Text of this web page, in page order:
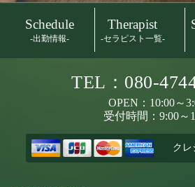
Schedule
-出勤情報-
Therapist
-セラピスト一覧-
TEL：080-
OPEN：10:00～
受付時間：9:00～